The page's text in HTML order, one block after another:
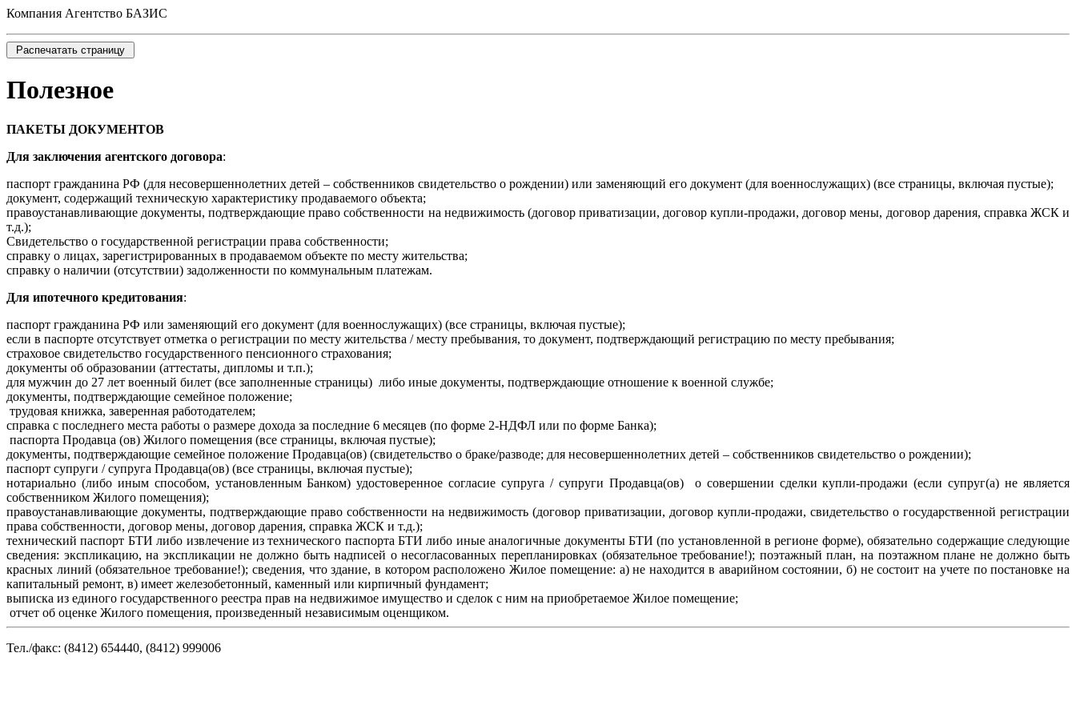
Компания Агентство БАЗИС
Полезное
ПАКЕТЫ ДОКУМЕНТОВ
Для заключения агентского договора:
паспорт гражданина РФ (для несовершеннолетних детей – собственников свидетельство о рождении) или заменяющий его документ (для военнослужащих) (все страницы, включая пустые);
документ, содержащий техническую характеристику продаваемого объекта;
правоустанавливающие документы, подтверждающие право собственности на недвижимость (договор приватизации, договор купли-продажи, договор мены, договор дарения, справка ЖСК и
т.д.);
Свидетельство о государственной регистрации права собственности;
справку о лицах, зарегистрированных в продаваемом объекте по месту жительства;
справку о наличии (отсутствии) задолженности по коммунальным платежам.
Для ипотечного кредитования:
паспорт гражданина РФ или заменяющий его документ (для военнослужащих) (все страницы, включая пустые);
если в паспорте отсутствует отметка о регистрации по месту жительства / месту пребывания, то документ, подтверждающий регистрацию по месту пребывания;
страховое свидетельство государственного пенсионного страхования;
документы об образовании (аттестаты, дипломы и т.п.);
для мужчин до 27 лет военный билет (все заполненные страницы) либо иные документы, подтверждающие отношение к военной службе;
документы, подтверждающие семейное положение;
трудовая книжка, заверенная работодателем;
справка с последнего места работы о размере дохода за последние 6 месяцев (по форме 2-НДФЛ или по форме Банка);
паспорта Продавца (ов) Жилого помещения (все страницы, включая пустые);
документы, подтверждающие семейное положение Продавца(ов) (свидетельство о браке/разводе; для несовершеннолетних детей – собственников свидетельство о рождении);
паспорт супруги / супруга Продавца(ов) (все страницы, включая пустые);
нотариально (либо иным способом, установленным Банком) удостоверенное согласие супруга / супруги Продавца(ов) о совершении сделки купли-продажи (если супруг(а) не является
собственником Жилого помещения);
правоустанавливающие документы, подтверждающие право собственности на недвижимость (договор приватизации, договор купли-продажи, свидетельство о государственной регистрации
права собственности, договор мены, договор дарения, справка ЖСК и т.д.);
технический паспорт БТИ либо извлечение из технического паспорта БТИ либо иные аналогичные документы БТИ (по установленной в регионе форме), обязательно содержащие следующие
сведения: экспликацию, на экспликации не должно быть надписей о несогласованных перепланировках (обязательное требование!); поэтажный план, на поэтажном плане не должно быть
красных линий (обязательное требование!); сведения, что здание, в котором расположено Жилое помещение: а) не находится в аварийном состоянии, б) не состоит на учете по постановке на
капитальный ремонт, в) имеет железобетонный, каменный или кирпичный фундамент;
выписка из единого государственного реестра прав на недвижимое имущество и сделок с ним на приобретаемое Жилое помещение;
отчет об оценке Жилого помещения, произведенный независимым оценщиком.
Тел./факс: (8412) 654440, (8412) 999006